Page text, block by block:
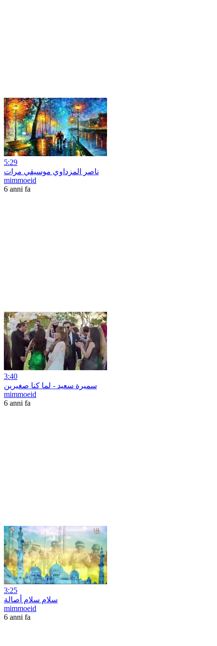
5:29
ناصر المزداوي موسيقي مرات
mimmoeid
6 anni fa
3:40
سميرة سعيد - لما كنا صغيرين
mimmoeid
6 anni fa
3:25
سلام سلام أصالة
mimmoeid
6 anni fa